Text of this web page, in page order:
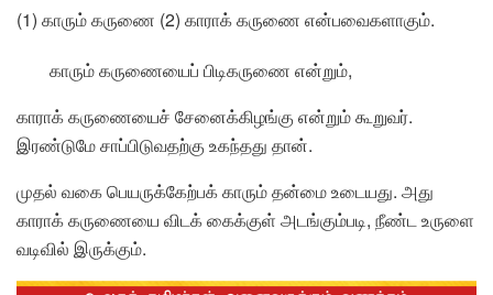
(1) காரும் கருணை (2) காராக் கருணை என்பவைகளாகும்.
காரும் கருணையைப் பிடிகருணை என்றும்,
காராக் கருணையைச் சேனைக்கிழங்கு என்றும் கூறுவர்.
இரண்டுமே சாப்பிடுவதற்கு உகந்தது தான்.
முதல் வகை பெயருக்கேற்பக் காரும் தன்மை உடையது. அது
காராக் கருணையை விடக் கைக்குள் அடங்கும்படி, நீண்ட உருளை
வடிவில் இருக்கும்.